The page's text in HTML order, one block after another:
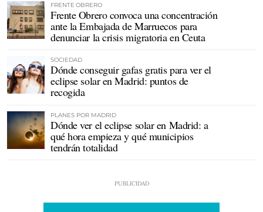
FRENTE OBRERO
Frente Obrero convoca una concentración
ante la Embajada de Marruecos para
denunciar la crisis migratoria en Ceuta
SOCIEDAD
Dónde conseguir gafas gratis para ver el
eclipse solar en Madrid: puntos de
recogida
PLANES POR MADRID
Dónde ver el eclipse solar en Madrid: a
qué hora empieza y qué municipios
tendrán totalidad